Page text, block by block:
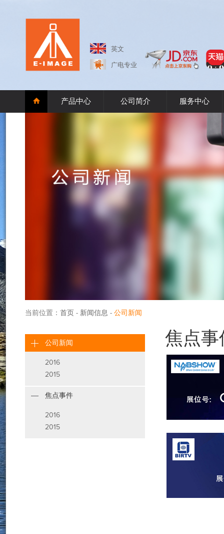
英文
广电专业
产品中心 公司简介 服务中心
当前位置： 首页 - 新闻信息 - 公司新闻
公司新闻
2016
2015
焦点事件
2016
2015
焦点事